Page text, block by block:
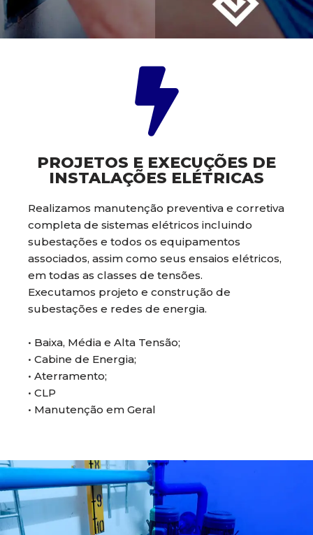
PROJETOS E EXECUÇÕES DE
INSTALAÇÕES ELÉTRICAS
Realizamos manutenção preventiva e corretiva
completa de sistemas elétricos incluindo
subestações e todos os equipamentos
associados, assim como seus ensaios elétricos,
em todas as classes de tensões.
Executamos projeto e construção de
subestações e redes de energia.
• Baixa, Média e Alta Tensão;
• Cabine de Energia;
• Aterramento;
• CLP
• Manutenção em Geral